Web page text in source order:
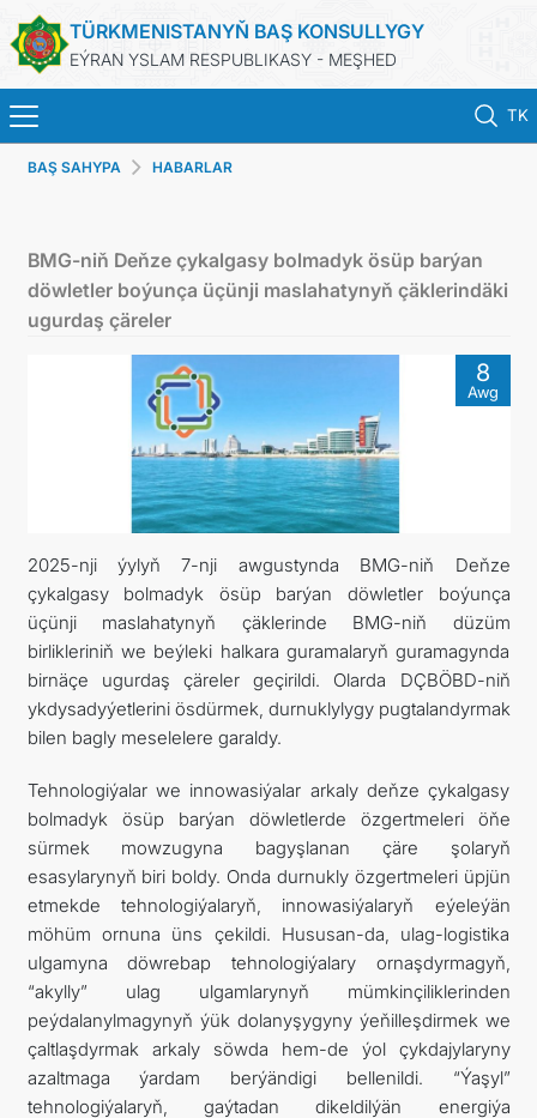
TÜRKMENISTANYŇ BAŞ KONSULLYGY
EÝRAN YSLAM RESPUBLIKASY - MEŞHED
TK
BAŞ SAHYPA
TÜRKMENISTAN
KONSULLYK HYZMATLARY
DIM
ARAGATNAŞYK
BAŞ SAHYPA HABARLAR
BMG-niň Deňze çykalgasy bolmadyk ösüp barýan
döwletler boýunça üçünji maslahatynyň çäklerindäki
ugurdaş çäreler
8
Awg
2025-nji ýylyň 7-nji awgustynda BMG-niň Deňze
çykalgasy bolmadyk ösüp barýan döwletler boýunça
üçünji maslahatynyň çäklerinde BMG-niň düzüm
birlikleriniň we beýleki halkara guramalaryň guramagynda
birnäçe ugurdaş çäreler geçirildi. Olarda DÇBÖBD-niň
ykdysadyýetlerini ösdürmek, durnuklylygy pugtalandyrmak
bilen bagly meselelere garaldy.
Tehnologiýalar we innowasiýalar arkaly deňze çykalgasy
bolmadyk ösüp barýan döwletlerde özgertmeleri öňe
sürmek mowzugyna bagyşlanan çäre şolaryň
esasylarynyň biri boldy. Onda durnukly özgertmeleri üpjün
etmekde tehnologiýalaryň, innowasiýalaryň eýeleýän
möhüm ornuna üns çekildi. Hususan-da, ulag-logistika
ulgamyna döwrebap tehnologiýalary ornaşdyrmagyň,
“akylly” ulag ulgamlarynyň mümkinçiliklerinden
peýdalanylmagynyň ýük dolanyşygyny ýeňilleşdirmek we
çaltlaşdyrmak arkaly söwda hem-de ýol çykdajylaryny
azaltmaga ýardam berýändigi bellenildi. “Ýaşyl”
tehnologiýalaryň, gaýtadan dikeldilýän energiýa